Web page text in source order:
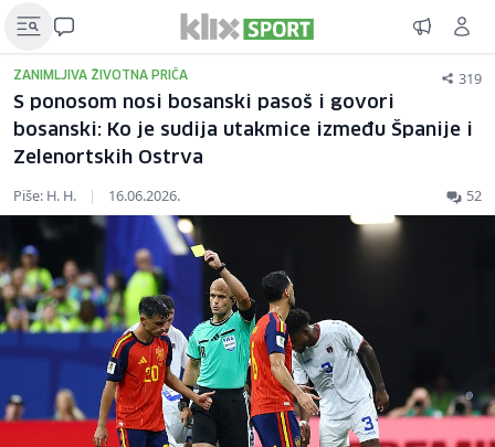
ZANIMLJIVA ŽIVOTNA PRIČA 319
S ponosom nosi bosanski pasoš i govori
bosanski: Ko je sudija utakmice između Španije i
Zelenortskih Ostrva
Piše: H. H. | 16.06.2026. 52